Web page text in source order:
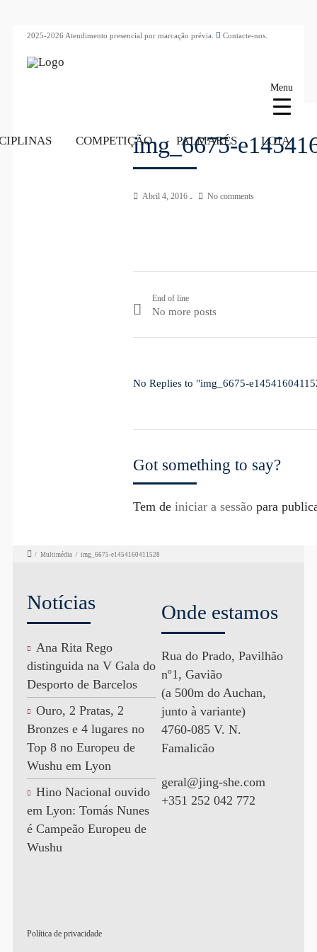
2025-2026 Atendimento presencial por marcação prévia. Contacte-nos.
COMPETIÇÃO PALMARÉS LOJA
img_6675-
Abril 4, 2016 No comments
End of line
No more posts
No Replies to "img_6675-
Got something to say?
Tem de iniciar a sessãopara
/ Multimédia / img_6675-e1454160411528
Notícias
Ana Rita Rego
distinguida na V Gala do
Desporto de Barcelos
Ouro, 2 Pratas, 2
Bronzes e 4 lugares no
Top 8 no Europeu de
Wushu em Lyon
Hino Nacional ouvido
em Lyon: Tomás Nunes
é Campeão Europeu de
Wushu
Onde estamos
Rua do Prado, Pavilhão
nº1, Gavião
(a 500m do Auchan,
junto à variante)
4760-085 V. N.
Famalicão
geral@jing-she.com
+351 252 042 772
Política de privacidade
Menu